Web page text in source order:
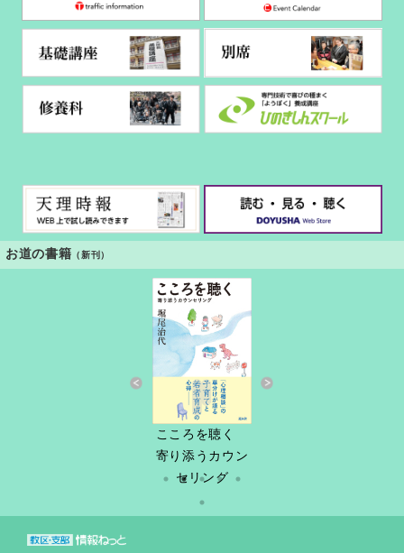
お道の書籍 （新刊）
こころを聴く
寄り添うカウン
セリング